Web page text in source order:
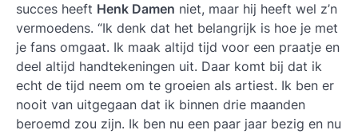
succes heeft Henk Damen niet, maar hij heeft wel z’n
vermoedens. “Ik denk dat het belangrijk is hoe je met
je fans omgaat. Ik maak altijd tijd voor een praatje en
deel altijd handtekeningen uit. Daar komt bij dat ik
echt de tijd neem om te groeien als artiest. Ik ben er
nooit van uitgegaan dat ik binnen drie maanden
beroemd zou zijn. Ik ben nu een paar jaar bezig en nu